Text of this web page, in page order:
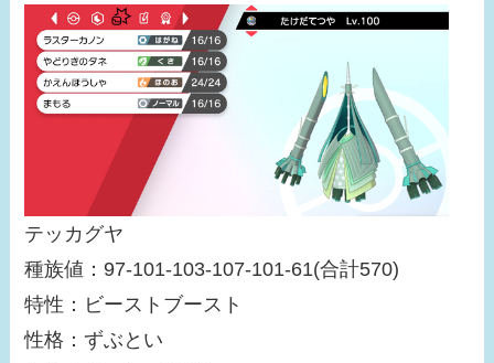
テッカグヤ
種族値：97-101-103-107-101-61(合計570)
特性：ビーストブースト
性格：ずぶとい